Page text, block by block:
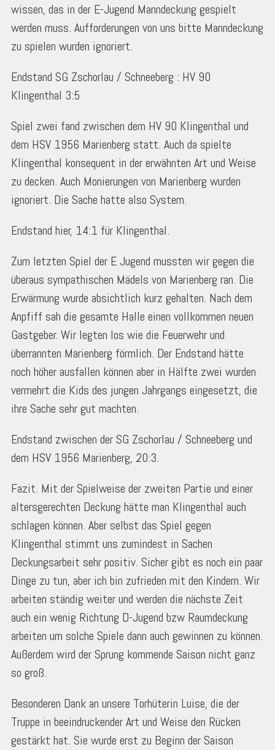
wissen, das in der E-Jugend Manndeckung gespielt
werden muss. Aufforderungen von uns bitte Manndeckung
zu spielen wurden ignoriert.
Endstand SG Zschorlau / Schneeberg : HV 90
Klingenthal 3:5
Spiel zwei fand zwischen dem HV 90 Klingenthal und
dem HSV 1956 Marienberg statt. Auch da spielte
Klingenthal konsequent in der erwähnten Art und Weise
zu decken. Auch Monierungen von Marienberg wurden
ignoriert. Die Sache hatte also System.
Endstand hier, 14:1 für Klingenthal.
Zum letzten Spiel der E Jugend mussten wir gegen die
überaus sympathischen Mädels von Marienberg ran. Die
Erwärmung wurde absichtlich kurz gehalten. Nach dem
Anpfiff sah die gesamte Halle einen vollkommen neuen
Gastgeber. Wir legten los wie die Feuerwehr und
überrannten Marienberg förmlich. Der Endstand hätte
noch höher ausfallen können aber in Hälfte zwei wurden
vermehrt die Kids des jungen Jahrgangs eingesetzt, die
ihre Sache sehr gut machten.
Endstand zwischen der SG Zschorlau / Schneeberg und
dem HSV 1956 Marienberg, 20:3.
Fazit. Mit der Spielweise der zweiten Partie und einer
altersgerechten Deckung hätte man Klingenthal auch
schlagen können. Aber selbst das Spiel gegen
Klingenthal stimmt uns zumindest in Sachen
Deckungsarbeit sehr positiv. Sicher gibt es noch ein paar
Dinge zu tun, aber ich bin zufrieden mit den Kindern. Wir
arbeiten ständig weiter und werden die nächste Zeit
auch ein wenig Richtung D-Jugend bzw Raumdeckung
arbeiten um solche Spiele dann auch gewinnen zu können.
Außerdem wird der Sprung kommende Saison nicht ganz
so groß.
Besonderen Dank an unsere Torhüterin Luise, die der
Truppe in beeindruckender Art und Weise den Rücken
gestärkt hat. Sie wurde erst zu Beginn der Saison